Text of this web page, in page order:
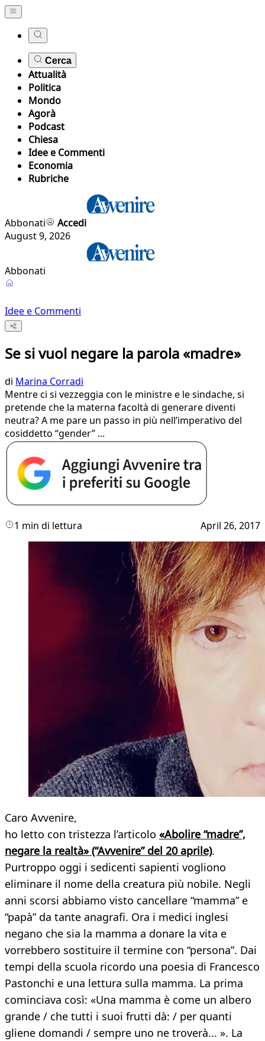
Cerca
Attualità
Politica
Mondo
Agorà
Podcast
Chiesa
Idee e Commenti
Economia
Rubriche
Abbonati
Accedi
August 9, 2026
Abbonati
Idee e Commenti
Se si vuol negare la parola «madre»
di Marina Corradi
Mentre ci si vezzeggia con le ministre e le sindache, si
pretende che la materna facoltà di generare diventi
neutra? A me pare un passo in più nell’imperativo del
cosiddetto “gender” ...
1 min di lettura April 26, 2017
Caro Avvenire,
ho letto con tristezza l’articolo «Abolire “madre”,
negare la realtà» (“Avvenire” del 20 aprile).
Purtroppo oggi i sedicenti sapienti vogliono
eliminare il nome della creatura più nobile. Negli
anni scorsi abbiamo visto cancellare “mamma” e
“papà” da tante anagrafi. Ora i medici inglesi
negano che sia la mamma a donare la vita e
vorrebbero sostituire il termine con “persona”. Dai
tempi della scuola ricordo una poesia di Francesco
Pastonchi e una lettura sulla mamma. La prima
cominciava così: «Una mamma è come un albero
grande / che tutti i suoi frutti dà: / per quanti
gliene domandi / sempre uno ne troverà... ». La